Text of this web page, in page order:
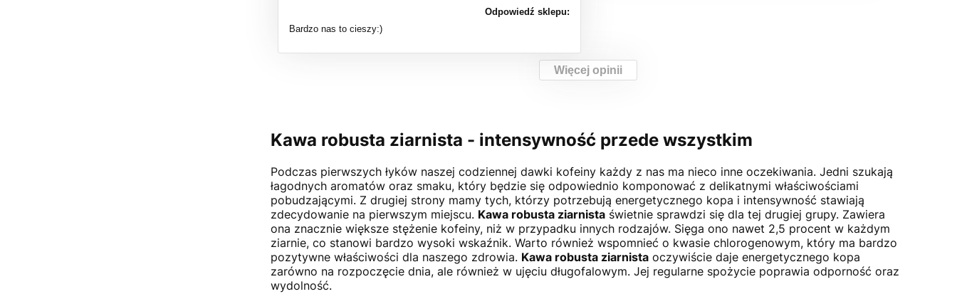
Odpowiedź sklepu:
Bardzo nas to cieszy:)
Więcej opinii
Kawa robusta ziarnista - intensywność przede wszystkim
Podczas pierwszych łyków naszej codziennej dawki kofeiny każdy z nas ma nieco inne oczekiwania. Jedni szukają
łagodnych aromatów oraz smaku, który będzie się odpowiednio komponować z delikatnymi właściwościami
pobudzającymi. Z drugiej strony mamy tych, którzy potrzebują energetycznego kopa i intensywność stawiają
zdecydowanie na pierwszym miejscu. Kawa robusta ziarnista świetnie sprawdzi się dla tej drugiej grupy. Zawiera
ona znacznie większe stężenie kofeiny, niż w przypadku innych rodzajów. Sięga ono nawet 2,5 procent w każdym
ziarnie, co stanowi bardzo wysoki wskaźnik. Warto również wspomnieć o kwasie chlorogenowym, który ma bardzo
pozytywne właściwości dla naszego zdrowia. Kawa robusta ziarnista oczywiście daje energetycznego kopa
zarówno na rozpoczęcie dnia, ale również w ujęciu długofalowym. Jej regularne spożycie poprawia odporność oraz
wydolność.